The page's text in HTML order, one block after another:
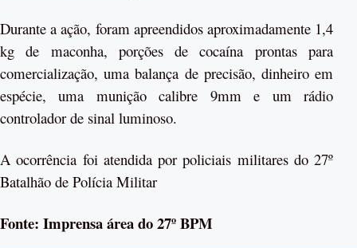
Durante a ação, foram apreendidos aproximadamente 1,4
kg de maconha, porções de cocaína prontas para
comercialização, uma balança de precisão, dinheiro em
espécie, uma munição calibre 9mm e um rádio
controlador de sinal luminoso.
A ocorrência foi atendida por policiais militares do 27º
Batalhão de Polícia Militar
Fonte: Imprensa área do 27º BPM